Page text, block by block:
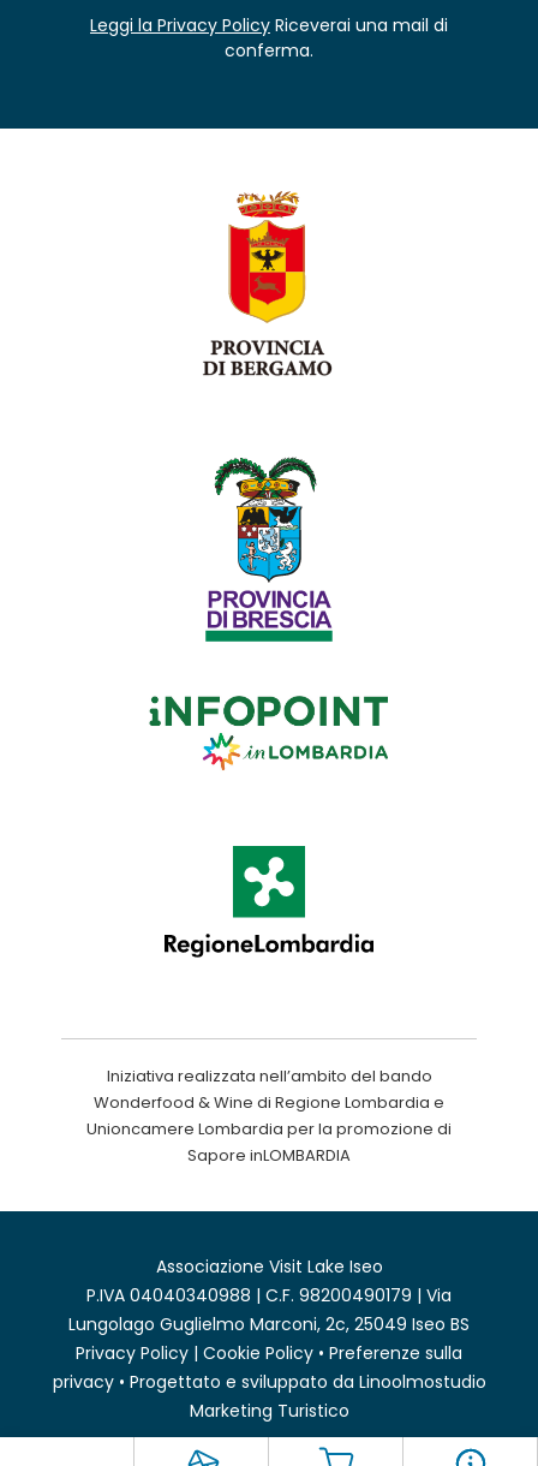
Leggi la Privacy Policy Riceverai una mail di
conferma.
Iniziativa realizzata nell’ambito del bando
Wonderfood & Wine di Regione Lombardia e
Unioncamere Lombardia per la promozione di
Sapore inLOMBARDIA
Associazione Visit Lake Iseo
P.IVA 04040340988 | C.F. 98200490179 | Via
Lungolago Guglielmo Marconi, 2c, 25049 Iseo BS
Privacy Policy | Cookie Policy • Preferenze sulla
privacy• Progettato e sviluppato da Linoolmostudio
Marketing Turistico